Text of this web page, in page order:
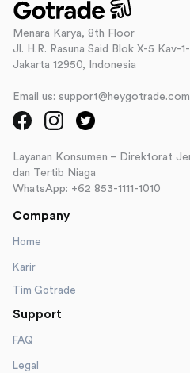
Menara Karya, 8th Floor
Jl. H.R. Rasuna Said Blok X-5 Kav-
Jakarta 12950, Indonesia
Email us: support@heygotrade.com
Layanan Konsumen – Direktorat
dan Tertib Niaga
WhatsApp: +62 853-1111-1010
Company
Home
Karir
Tim Gotrade
Support
FAQ
Legal